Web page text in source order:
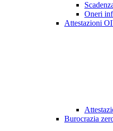
Oneri
Attestazioni
Burocrazia